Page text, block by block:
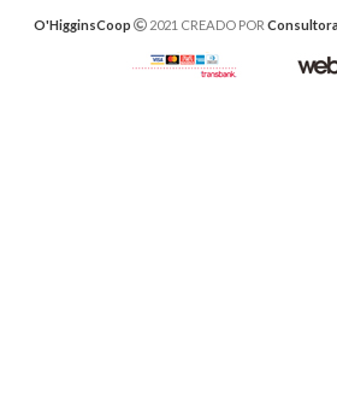
O'HigginsCoop 2021 CREADO POR